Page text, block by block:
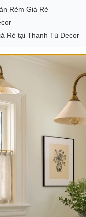
Rèm Giá Rẻ
Rẻ tại Thanh Tú Decor